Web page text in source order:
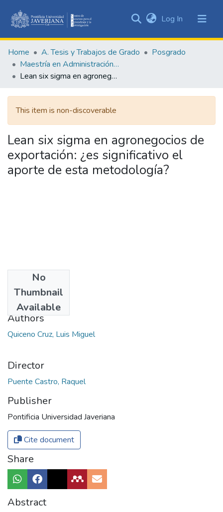
&
Collections
Statistics
Log In (current)
Home A. Tesis y Trabajos de Grado
Posgrado
Maestría en Administración de Empresas
Lean six sigma en agronegocios de exportación: ¿es significativo el aporte de esta metodología?
This item is non-discoverable
Lean six sigma en agronegocios de
exportación: ¿es significativo el
aporte de esta metodología?
No
Thumbnail
Available
2020
Authors
Quiceno Cruz, Luis Miguel
Director
Puente Castro, Raquel
Publisher
Pontificia Universidad Javeriana
Cite document
Share
Abstract